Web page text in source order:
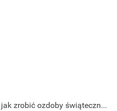
Masa porcelanowa przepis - jak zrobić ozdoby świąteczne w domu?